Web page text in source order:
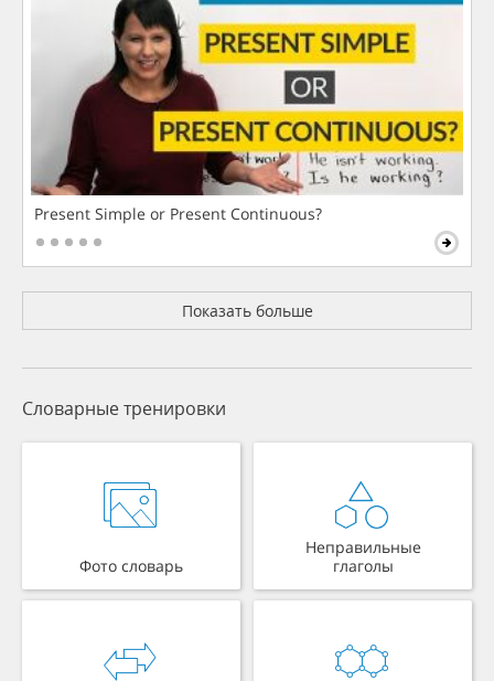
Present Simple or Present Continuous?
Показать больше
Словарные тренировки
Фото словарь
Неправильные
глаголы